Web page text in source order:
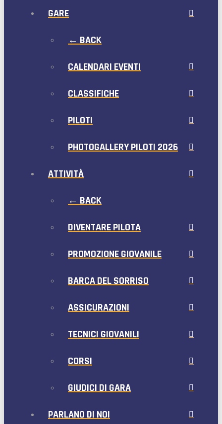
GARE
← BACK
CALENDARI EVENTI
CLASSIFICHE
PILOTI
PHOTOGALLERY PILOTI 2026
ATTIVITÀ
← BACK
DIVENTARE PILOTA
PROMOZIONE GIOVANILE
BARCA DEL SORRISO
ASSICURAZIONI
TECNICI GIOVANILI
CORSI
GIUDICI DI GARA
PARLANO DI NOI